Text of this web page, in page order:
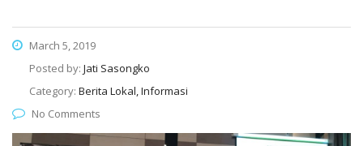
March 5, 2019
Posted by: Jati Sasongko
Category: Berita Lokal, Informasi
No Comments